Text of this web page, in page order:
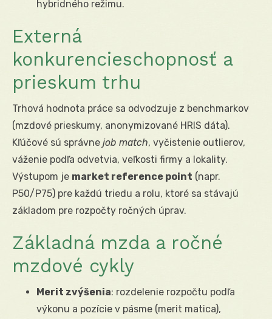
hybridného režimu.
Externá
konkurencieschopnosť a
prieskum trhu
Trhová hodnota práce sa odvodzuje z benchmarkov
(mzdové prieskumy, anonymizované HRIS dáta).
Kľúčové sú správne job match, vyčistenie outlierov,
váženie podľa odvetvia, veľkosti firmy a lokality.
Výstupom je market reference point (napr.
P50/P75) pre každú triedu a rolu, ktoré sa stávajú
základom pre rozpočty ročných úprav.
Základná mzda a ročné
mzdové cykly
Merit zvýšenia: rozdelenie rozpočtu podľa
výkonu a pozície v pásme (merit matica),